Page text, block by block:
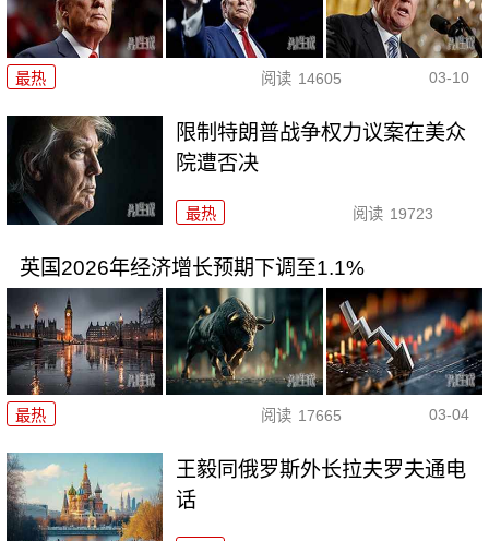
最热 阅读 14605 03-10
限制特朗普战争权力议案在美众
院遭否决
最热 阅读 19723
英国2026年经济增长预期下调至1.1%
最热 阅读 17665 03-04
王毅同俄罗斯外长拉夫罗夫通电
话